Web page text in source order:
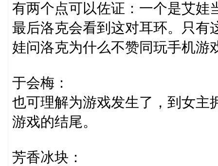
有两个点可以佐证：一个是艾娃
最后洛克会看到这对耳环。只有
娃问洛克为什么不赞同玩手机游
于会梅：
也可理解为游戏发生了，到女主
游戏的结尾。
芳香冰块：